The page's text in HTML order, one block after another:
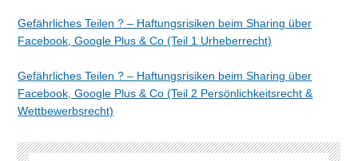
Gefährliches Teilen ? – Haftungsrisiken beim Sharing über
Facebook, Google Plus & Co (Teil 1 Urheberrecht)
Gefährliches Teilen ? – Haftungsrisiken beim Sharing über
Facebook, Google Plus & Co (Teil 2 Persönlichkeitsrecht &
Wettbewerbsrecht)